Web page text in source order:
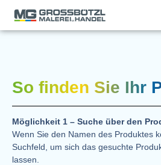
So finden Sie Ihr
Möglichkeit 1 – Suche über den
Wenn Sie den Namen des Produktes
Suchfeld, um sich das gesuchte
lassen.